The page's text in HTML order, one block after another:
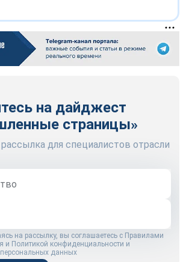
на дайджест
страницы»
для специалистов отрасли
на рассылку, вы соглашаетесь с Правилами
и Политикой конфиденциальности и
данных